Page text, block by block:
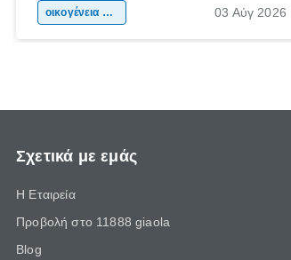
χώρας. Είτε πρόκειται για λίγες μέρες
οικογένεια & παιδί 03 Αύγ 2026
Σχετικά με εμάς
Η Εταιρεία
Προβολή στο 11888 giaola
Blog